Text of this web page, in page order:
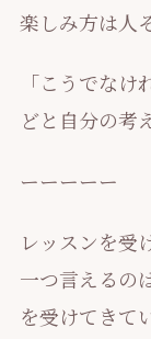
楽しみ方は人
「こうでな
どと自分の考
ーーーーー
レッスンを受
一つ言えるの
を受けてきて